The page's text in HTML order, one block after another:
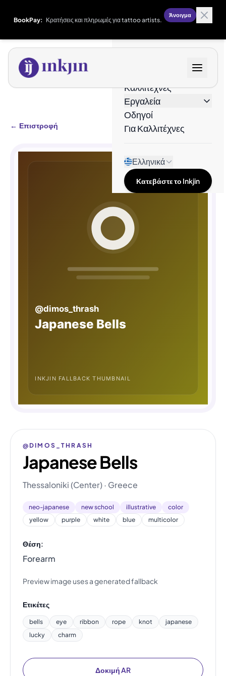
BookPay: Κρατήσεις και πληρωμές για tattoo artists.
Άνοιγμα
Καλλιτέχνες
Εργαλεία
Οδηγοί
Για Καλλιτέχνες
Ελληνικά
Κατεβάστε το Inkjin
← Επιστροφή
@DIMOS_THRASH
Japanese Bells
Thessaloniki (Center) · Greece
neo-japanese new school illustrative
color
yellow
purple white blue multicolor
Θέση:
Forearm
Preview image uses a generated fallback
Ετικέτες
bells eye ribbon rope knot
japanese
lucky
charm
Δοκιμή AR